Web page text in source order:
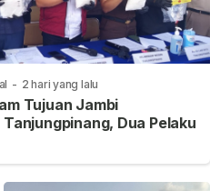
- 2 hari yang lalu
Tujuan Jambi
Dua Pelaku